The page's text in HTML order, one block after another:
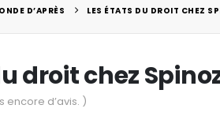
D’APRÈS LES ÉTATS DU DROIT CHEZ
droit chez
encore d’avis. )